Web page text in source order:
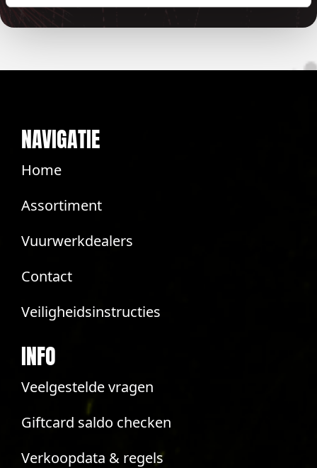
NAVIGATIE
Home
Assortiment
Vuurwerkdealers
Contact
Veiligheidsinstructies
INFO
Veelgestelde vragen
Giftcard saldo checken
Verkoopdata & regels